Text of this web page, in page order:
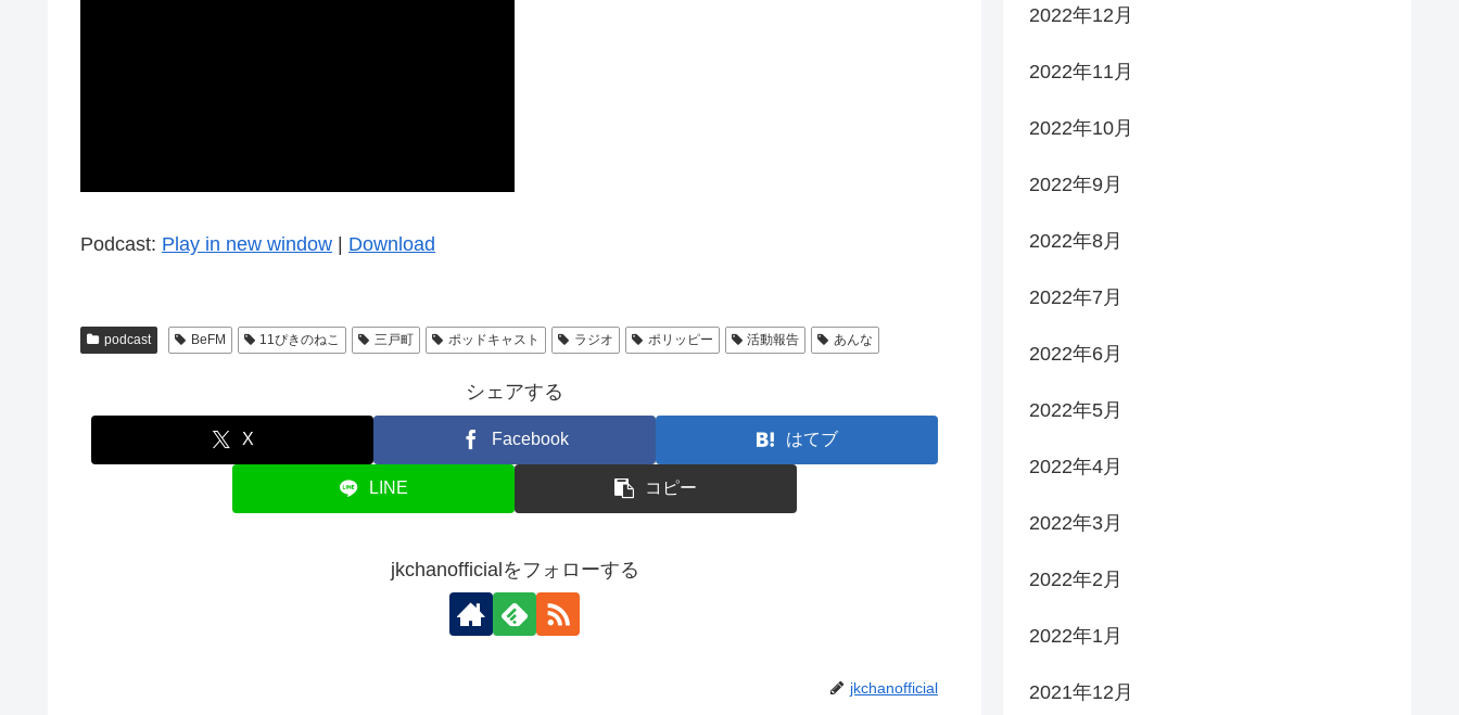
Podcast: Play in new window Download
podcast BeFM 11ぴきのねこ 三戸町 ポッドキャスト ラジオ ポリッピー 活動報告 あんな
シェアする
X Facebook はてブ
LINE コピー
jkchanofficialをフォローする
jkchanofficial
2022年12月
2022年11月
2022年10月
2022年9月
2022年8月
2022年7月
2022年6月
2022年5月
2022年4月
2022年3月
2022年2月
2022年1月
2021年12月